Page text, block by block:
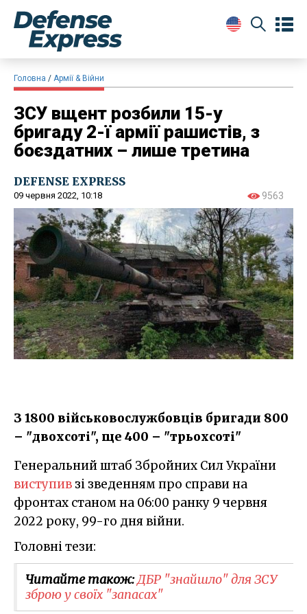
Головна Армії & Війни
ЗСУ вщент розбили 15-у
бригаду 2-ї армії рашистів, з
боєздатних – лише третина
DEFENSE EXPRESS
09 червня 2022, 10:18 9563
З 1800 військовослужбовців бригади 800
– "двохсоті", ще 400 – "трьохсоті"
Генеральний штаб Збройних Сил України
виступив зі зведенням про справи на
фронтах станом на 06:00 ранку 9 червня
2022 року, 99-го дня війни.
Головні тези:
Читайте також:ДБР "знайшло" для ЗСУ
зброю у своїх "запасах"